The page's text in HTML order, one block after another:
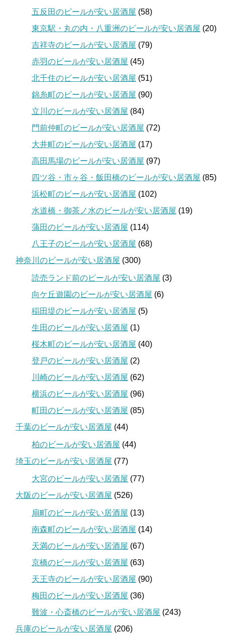
五反田のビールが安い居酒屋 (58)
東京駅・丸の内・八重洲のビールが安い居酒屋 (20)
吉祥寺のビールが安い居酒屋 (79)
赤羽のビールが安い居酒屋 (45)
北千住のビールが安い居酒屋 (51)
錦糸町のビールが安い居酒屋 (90)
立川のビールが安い居酒屋 (84)
門前仲町のビールが安い居酒屋 (72)
大井町のビールが安い居酒屋 (17)
高田馬場のビールが安い居酒屋 (97)
四ツ谷・市ヶ谷・飯田橋のビールが安い居酒屋 (85)
浜松町のビールが安い居酒屋 (102)
水道橋・御茶ノ水のビールが安い居酒屋 (19)
蒲田のビールが安い居酒屋 (114)
八王子のビールが安い居酒屋 (68)
神奈川のビールが安い居酒屋 (300)
読売ランド前のビールが安い居酒屋 (3)
向ケ丘遊園のビールが安い居酒屋 (6)
稲田堤のビールが安い居酒屋 (5)
生田のビールが安い居酒屋 (1)
桜木町のビールが安い居酒屋 (40)
登戸のビールが安い居酒屋 (2)
川崎のビールが安い居酒屋 (62)
横浜のビールが安い居酒屋 (96)
町田のビールが安い居酒屋 (85)
千葉のビールが安い居酒屋 (44)
柏のビールが安い居酒屋 (44)
埼玉のビールが安い居酒屋 (77)
大宮のビールが安い居酒屋 (77)
大阪のビールが安い居酒屋 (526)
扇町のビールが安い居酒屋 (13)
南森町のビールが安い居酒屋 (14)
天満のビールが安い居酒屋 (67)
京橋のビールが安い居酒屋 (63)
天王寺のビールが安い居酒屋 (90)
梅田のビールが安い居酒屋 (36)
難波・心斎橋のビールが安い居酒屋 (243)
兵庫のビールが安い居酒屋 (206)